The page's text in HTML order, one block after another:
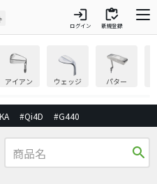
login
ログイン
inventory
新規登録
アイアン ウェッジ パター
#Qi4D #G440
search